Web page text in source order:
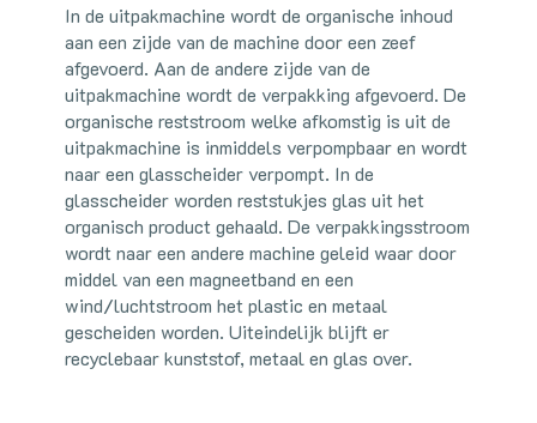
In de uitpakmachine wordt de organische inhoud
aan een zijde van de machine door een zeef
afgevoerd. Aan de andere zijde van de
uitpakmachine wordt de verpakking afgevoerd. De
organische reststroom welke afkomstig is uit de
uitpakmachine is inmiddels verpompbaar en wordt
naar een glasscheider verpompt. In de
glasscheider worden reststukjes glas uit het
organisch product gehaald. De verpakkingsstroom
wordt naar een andere machine geleid waar door
middel van een magneetband en een
wind/luchtstroom het plastic en metaal
gescheiden worden. Uiteindelijk blijft er
recyclebaar kunststof, metaal en glas over.